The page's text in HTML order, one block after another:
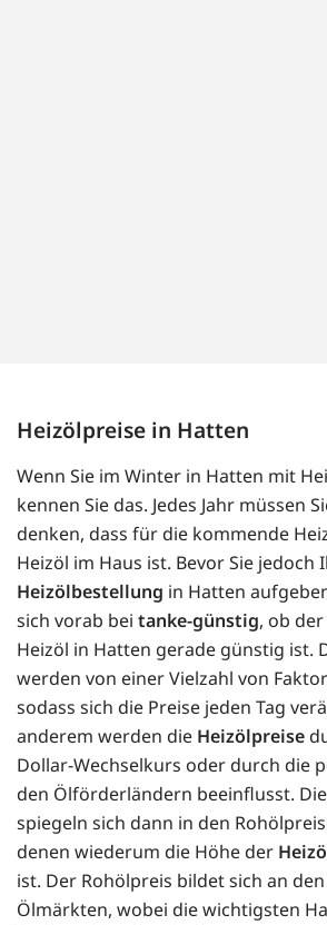
Heizölpreise in Hatten
Wenn Sie im Winter in Hatten mit
kennen Sie das. Jedes Jahr müssen
denken, dass für die kommende
Heizöl im Haus ist. Bevor Sie jedoch
Heizölbestellung in Hatten
sich vorab bei tanke-günstig, ob
Heizöl in Hatten gerade günstig ist.
werden von einer Vielzahl von
sodass sich die Preise jeden Tag
anderem werden die Heizölpreise
Dollar-Wechselkurs oder durch die
den Ölförderländern beeinflusst.
spiegeln sich dann in den
denen wiederum die Höhe der
ist. Der Rohölpreis bildet sich an
Ölmärkten, wobei die wichtigsten